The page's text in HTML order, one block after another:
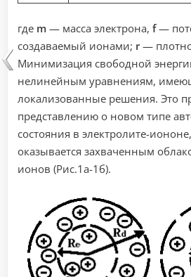
где m — масса электрона, f—
создаваемый ионами; r—
Минимизация свободной
нелинейным уравнениям,
локализованные решения. Это
представлению о новом типе
состояния в электролите-
оказывается захваченным
ионов (Рис.1а-1б).